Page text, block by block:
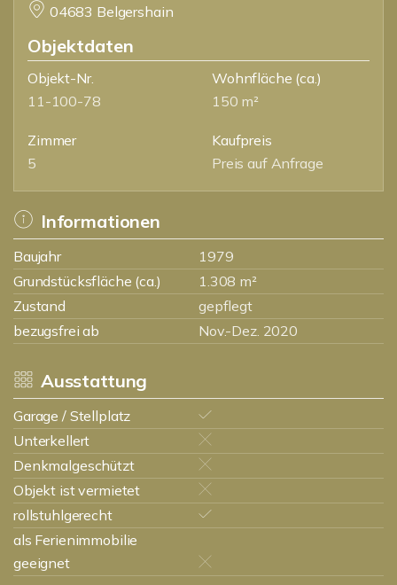
04683 Belgershain
Objektdaten
Objekt-Nr.
11-100-78
Wohnfläche (ca.)
150 m²
Zimmer
5
Kaufpreis
Preis auf Anfrage
Informationen
Baujahr
1979
Grundstücksfläche (ca.)
1.308 m²
Zustand
gepflegt
bezugsfrei ab
Nov.-Dez. 2020
Ausstattung
Garage / Stellplatz
Unterkellert
Denkmalgeschützt
Objekt ist vermietet
rollstuhlgerecht
als Ferienimmobilie
geeignet